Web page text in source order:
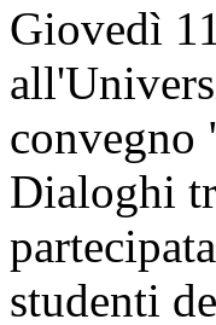
Giovedì
convegno
Dialoghi
studenti